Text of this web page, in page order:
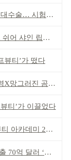
험자료 공용 허용
인 립스틱’ 출시
뷰티’가 떴다
러진 곰 콜라보
티’가 이끌었다
데미 2기 발대식
러 ‘역대 최고’